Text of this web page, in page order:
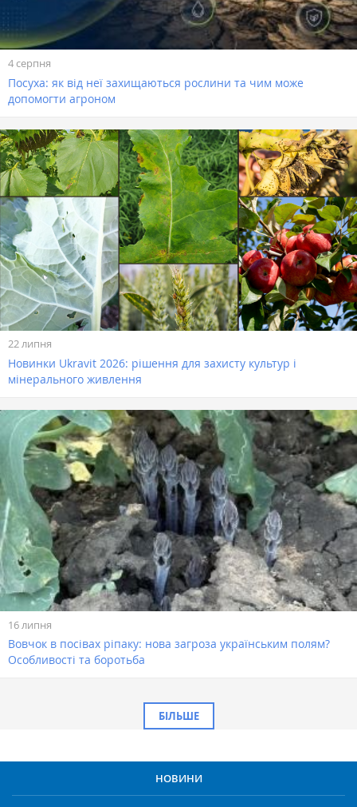
4 серпня
Посуха: як від неї захищаються рослини та чим може
допомогти агроном
22 липня
Новинки Ukravit 2026: рішення для захисту культур і
мінерального живлення
16 липня
Вовчок в посівах ріпаку: нова загроза українським полям?
Особливості та боротьба
БІЛЬШЕ
НОВИНИ